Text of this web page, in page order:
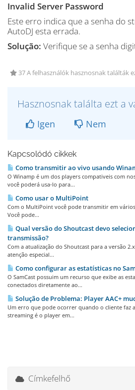
Invalid Server Password
Este erro indica que a senha do
AutoDJ esta errada.
Solução: Verifique se a senha
37 A felhasználók hasznosnak találták
Hasznosnak találta ezt a
Igen Nem
Kapcsolódó cikkek
Como transmitir ao vivo usando
O Winamp é um dos players compativeis com
você poderá usa-lo para...
Como usar o MultiPoint
Com o MultiPoint você pode transmitir em
Você pode...
Qual versão do Shoutcast devo
transmissão?
Com a atualização do Shoutcast para a versão
atenção especial...
Como configurar as estatísticas no
O SamCast possuim um recurso que exibe as
conectados diretamente ao...
Solução de Problema: Player AAC+
Um erro que pode ocorrer quando o cliente faz
streaming é o player em...
Címkefelhő